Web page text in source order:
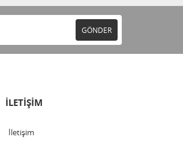
GÖNDER
İLETİŞİM
İletişim